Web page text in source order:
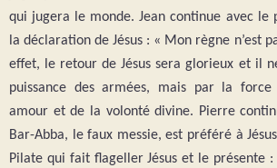
qui jugera le monde. Jean continue avec le
la déclaration de Jésus : « Mon règne n’est
effet, le retour de Jésus sera glorieux et il
puissance des armées, mais par la force
amour et de la volonté divine. Pierre
Bar-Abba, le faux messie, est préféré à
Pilate qui fait flageller Jésus et le présente